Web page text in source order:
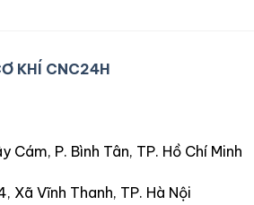
KHÍ CNC24H
Cám, P. Bình Tân, TP. Hồ Chí Minh
Xã Vĩnh Thanh, TP. Hà Nội